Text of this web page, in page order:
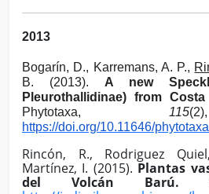
2013
Bogarín, D., Karremans, A. P.,
B. (2013). A new
Pleurothallidinae) from
Phytotaxa, 115
https://doi.org/10.11646/
Rincón, R., Rodriguez
Martínez, I. (2015).Plantas
del Volcán Barú.